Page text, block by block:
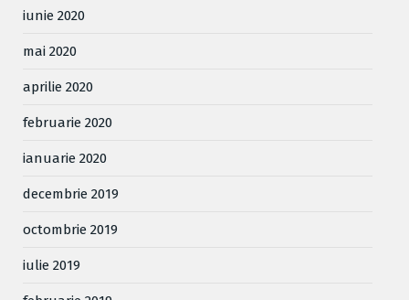
iunie 2020
mai 2020
aprilie 2020
februarie 2020
ianuarie 2020
decembrie 2019
octombrie 2019
iulie 2019